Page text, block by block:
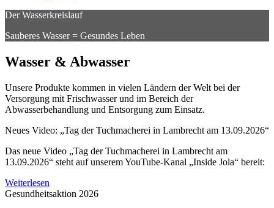
Der Wasserkreislauf
Sauberes Wasser = Gesundes Leben
Wasser & Abwasser
Unsere Produkte kommen in vielen Ländern der Welt bei der
Versorgung mit Frischwasser und im Bereich der
Abwasserbehandlung und Entsorgung zum Einsatz.
Neues Video: „Tag der Tuchmacherei in Lambrecht am 13.09.2026“
Das neue Video „Tag der Tuchmacherei in Lambrecht am
13.09.2026“ steht auf unserem YouTube-Kanal „Inside Jola“ bereit:
Weiterlesen
Gesundheitsaktion 2026